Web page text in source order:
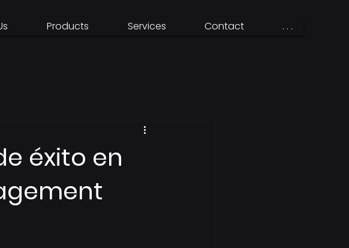
Products Services Contact . . .
éxito en